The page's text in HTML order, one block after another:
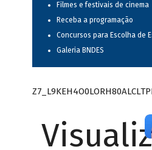
Filmes e festivais de cinema
Receba a programação
Concursos para Escolha de
Galeria BNDES